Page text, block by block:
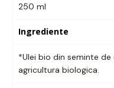
250 ml
Ingrediente
*Ulei bio din seminte
agricultura biologica.